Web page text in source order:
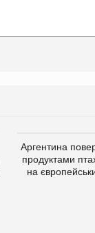
Аргентина
продуктами
на